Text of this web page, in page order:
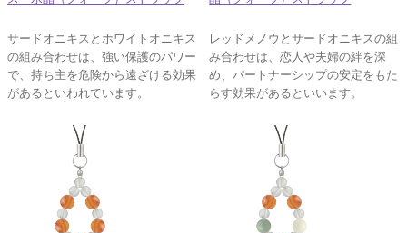
サードオニキスとホワイトオニキス
の組み合わせは、強い保護のパワー
で、持ち主を危険から遠ざける効果
があるといわれています。
レッドメノウとサードオニキスの組
み合わせは、恋人や夫婦の絆を深
め、パートナーシップの安定をもた
らす効果があるといいます。